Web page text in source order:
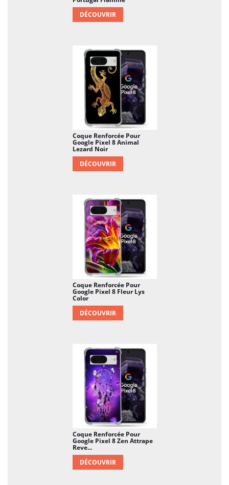
DÉCOUVRIR
Coque Renforcée Pour
Google Pixel 8 Animal
Lezard Noir
DÉCOUVRIR
Coque Renforcée Pour
Google Pixel 8 Fleur Lys
Color
DÉCOUVRIR
Coque Renforcée Pour
Google Pixel 8 Zen Attrape
Reve...
DÉCOUVRIR